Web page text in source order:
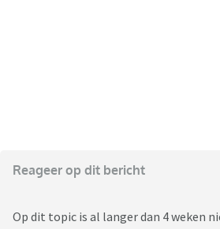
Reageer op dit bericht
Op dit topic is al langer dan 4 weken